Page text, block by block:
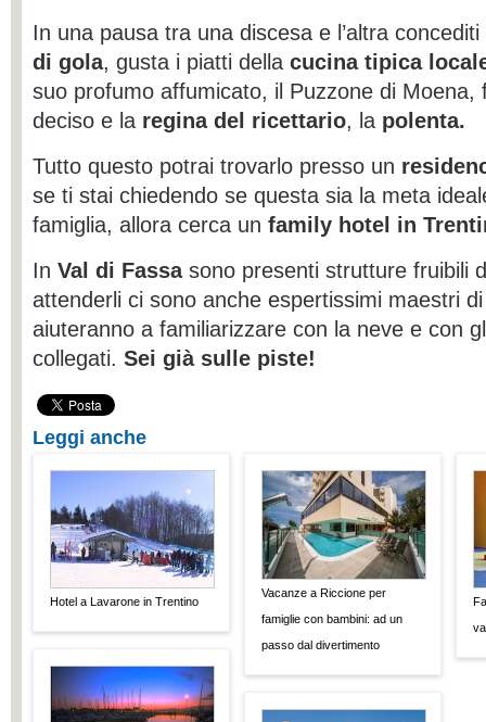
In una pausa tra una discesa e l’altra concediti
di gola, gusta i piatti della cucina tipica
suo profumo affumicato, il Puzzone di Moena,
deciso e la regina del ricettario, la polenta.
Tutto questo potrai trovarlo presso un
se ti stai chiedendo se questa sia la meta
famiglia, allora cerca un family hotel in
In Val di Fassasono presenti strutture fruibili
attenderli ci sono anche espertissimi maestri
aiuteranno a familiarizzare con la neve e con
collegati. Sei già sulle piste!
Leggi anche
Hotel a Lavarone in Trentino
Vacanze a Riccione per
famiglie con bambini: ad un
passo dal divertimento